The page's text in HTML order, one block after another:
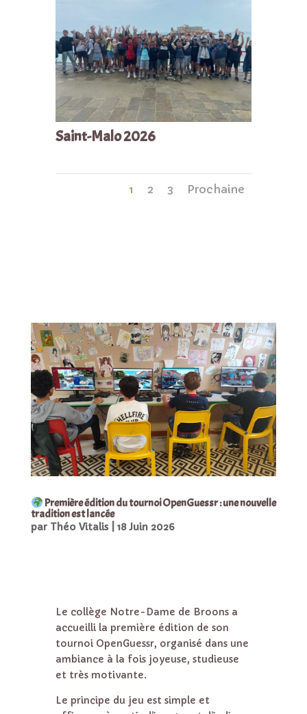
Saint-Malo 2026
1 2 3 Prochaine
Première édition du tournoi OpenGuessr : une nouvelle
tradition est lancée
par Théo Vitalis| 18 Juin 2026
Le collège Notre-Dame de Broons a
accueilli la première édition de son
tournoi OpenGuessr, organisé dans une
ambiance à la fois joyeuse, studieuse
et très motivante.
Le principe du jeu est simple et